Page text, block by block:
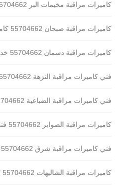
كاميرات مراقبة مخيمات البر 55704662 شاليهات الكويت
كاميرات مراقبة صبحان 55704662 كاميرات القرين
كاميرات مراقبة دسمان 55704662 خدمة 24 ساعة
فني كاميرات مراقبة النزهة 55704662 لاسكلية مخفيه
فني كاميرات مراقبة الضباعية 55704662 كاميرات شاليهات الجليعة
كاميرات مراقبة الصوابر 55704662 فني كاميرات مراقبه
فني كاميرات مراقبة شرق 55704662 كاميرات الشرق
كاميرات مراقبة الشاليهات 55704662 كاميرات خيران بنيدر